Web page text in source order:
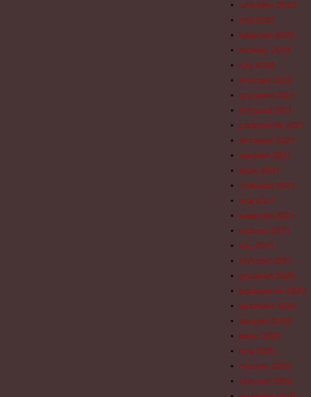
czerwiec 2022
maj 2022
kwiecień 2022
marzec 2022
luty 2022
styczeń 2022
grudzień 2021
listopad 2021
październik 2021
wrzesień 2021
sierpień 2021
lipiec 2021
czerwiec 2021
maj 2021
kwiecień 2021
marzec 2021
luty 2021
styczeń 2021
grudzień 2020
październik 2020
wrzesień 2020
sierpień 2020
lipiec 2020
maj 2020
marzec 2020
styczeń 2020